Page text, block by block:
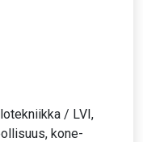
/ LVI,
kone-